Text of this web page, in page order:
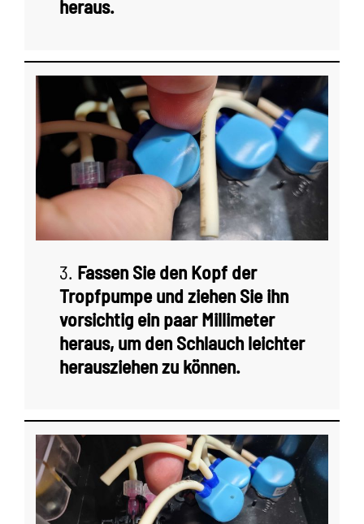
heraus.
3. Fassen Sie den Kopf der
Tropfpumpe und ziehen Sie ihn
vorsichtig ein paar Millimeter
heraus, um den Schlauch leichter
herausziehen zu können.